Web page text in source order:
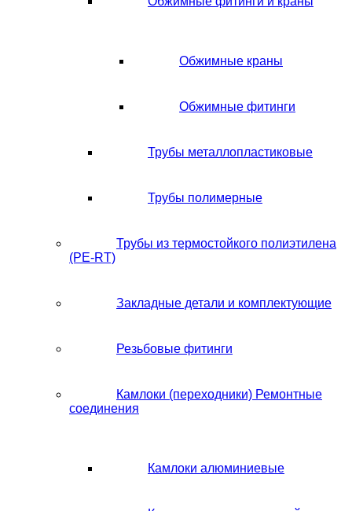
Обжимные краны
Обжимные фитинги
Трубы металлопластиковые
Трубы полимерные
Трубы из термостойкого полиэтилена
(PE-RT)
Закладные детали и комплектующие
Резьбовые фитинги
Камлоки (переходники) Ремонтные
соединения
Камлоки алюминиевые